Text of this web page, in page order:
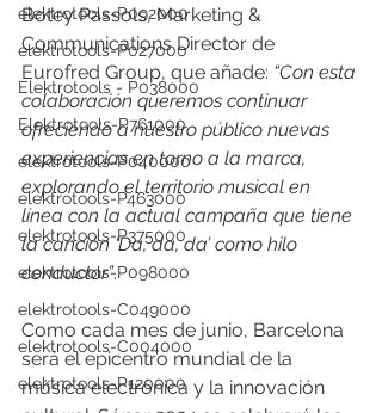
elektrotools-P092000
elektrotools-P027000
Elektrotools - P038000
Elektrotools-P761000
elektrotools-P040000
elektrotools-P463000
elektrotools-P375000
elektrotools-P098000
elektrotools-C049000
elektrotools-C004000
elektrotools-P120000
Botey Passols, Marketing &
Communications Director de
Eurofred Group, que añade: “Con esta
colaboración queremos continuar
ofreciendo a nuestro público nuevas
experiencias en torno a la marca,
explorando el territorio musical en
línea con la actual campaña que tiene
la canción ‘Da, da, da’ como hilo
conductor”.
Como cada mes de junio, Barcelona
será el epicentro mundial de la
música electrónica y la innovación